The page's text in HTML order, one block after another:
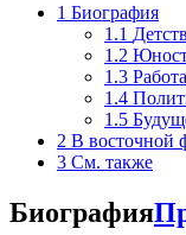
1 Биография
1.1
1.2
1.3 Работа
1.4
1.5
2 В восточной
3 См. также
Биография